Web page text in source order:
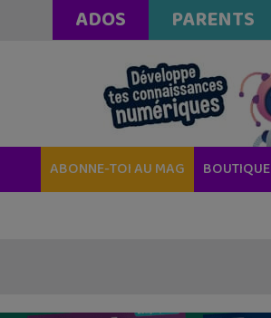
ADOS PARENTS
ABONNE-TOI AU MAG BOUTIQUE